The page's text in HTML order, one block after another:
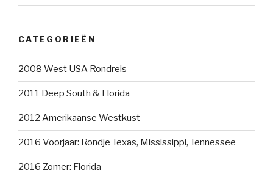
CATEGORIEËN
2008 West USA Rondreis
2011 Deep South & Florida
2012 Amerikaanse Westkust
2016 Voorjaar: Rondje Texas, Mississippi, Tennessee
2016 Zomer: Florida